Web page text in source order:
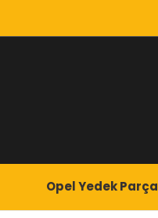
Opel Yedek Parça